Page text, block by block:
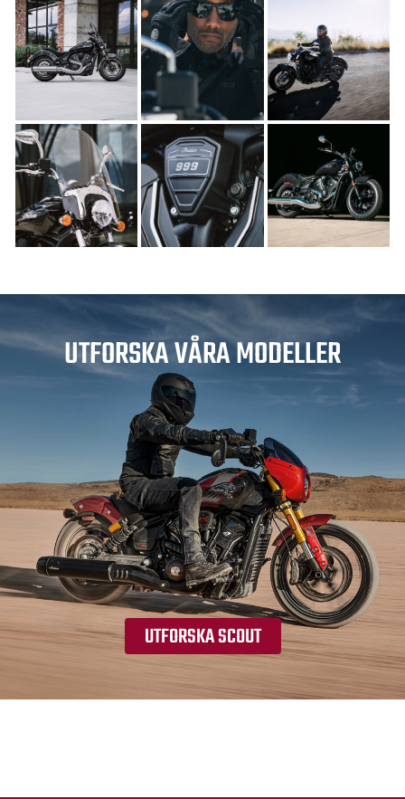
UTFORSKA VÅRA MODELLER
UTFORSKA SCOUT